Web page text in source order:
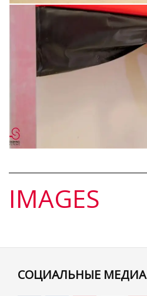
IMAGES
СОЦИАЛЬНЫЕ МЕДИА